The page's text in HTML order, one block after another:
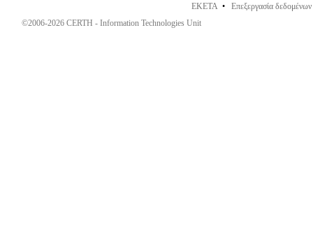
ΕΚΕΤΑ • Επεξεργασία
©2006-2026 CERTH - Information Technologies Unit